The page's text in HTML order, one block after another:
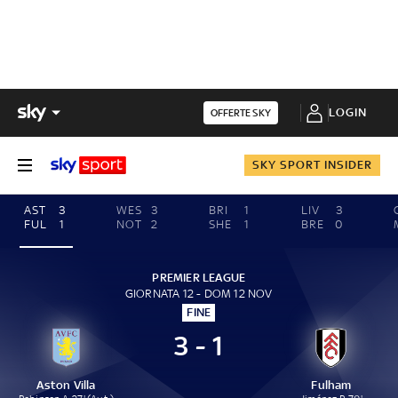
OFFERTE SKY LOGIN
SKY SPORT INSIDER
AST
3
FUL
1
WES
3
NOT
2
BRI
1
SHE
1
LIV
3
BRE
0
PREMIER LEAGUE
GIORNATA 12 - DOM 12 NOV
FINE
Aston Villa
3 - 1
Fulham